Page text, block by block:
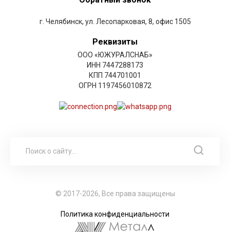
г. Челябинск, ул. Лесопарковая, 8, офис 1505
Реквизиты
ООО «ЮЖУРАЛСНАБ»
ИНН 7447288173
КПП 744701001
ОГРН 1197456010872
© 2017-2026, Все права защищены
Политика конфиденциальности